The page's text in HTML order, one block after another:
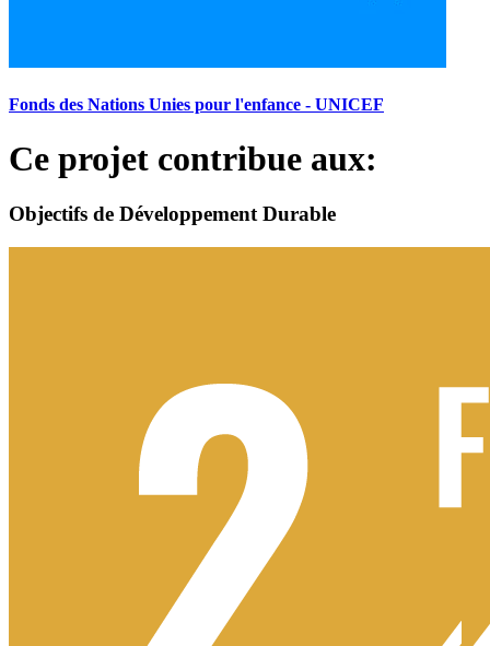
Fonds des Nations Unies pour l'enfance - UNICEF
Ce projet contribue aux:
Objectifs de Développement Durable